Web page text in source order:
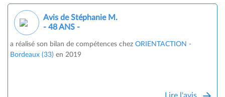
Avis de Stéphanie M.
- 48 ANS -
a réalisé son bilan de compétences chez ORIENTACTION -
Bordeaux (33) en 2019